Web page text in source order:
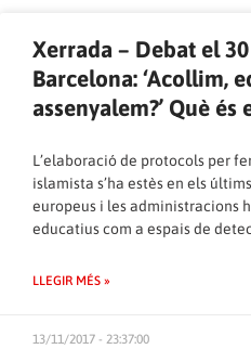
Xerrada – Debat el
Barcelona: ‘Acollim,
assenyalem?’ Què és
L’elaboració de protocols per
islamista s’ha estès en els
europeus i les administracions
educatius com a espais de
LLEGIR MÉS »
13/11/2017 - 23:37:00